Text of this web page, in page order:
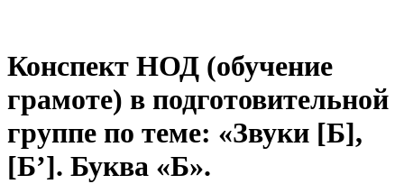
Конспект НОД (обучение
грамоте) в подготовительной
группе по теме: «Звуки [Б],
[Б’]. Буква «Б».